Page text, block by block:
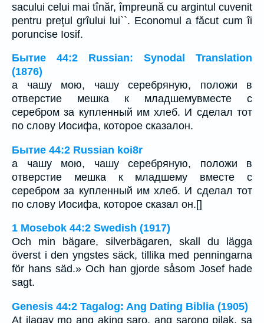
sacului celui mai tînăr, împreună cu argintul cuvenit
pentru preţul grîului lui``. Economul a făcut cum îi
poruncise Iosif.
Бытие 44:2 Russian: Synodal Translation
(1876)
а чашу мою, чашу серебряную, положи в
отверстие мешка к младшемувместе с
серебром за купленный им хлеб. И сделал тот
по слову Иосифа, которое сказалон.
Бытие 44:2 Russian koi8r
а чашу мою, чашу серебряную, положи в
отверстие мешка к младшему вместе с
серебром за купленный им хлеб. И сделал тот
по слову Иосифа, которое сказал он.[]
1 Mosebok 44:2 Swedish (1917)
Och min bägare, silverbägaren, skall du lägga
överst i den yngstes säck, tillika med penningarna
för hans säd.» Och han gjorde såsom Josef hade
sagt.
Genesis 44:2 Tagalog: Ang Dating Biblia (1905)
At ilagay mo ang aking saro, ang sarong pilak, sa